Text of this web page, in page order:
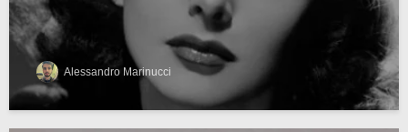
Alessandro Marinucci